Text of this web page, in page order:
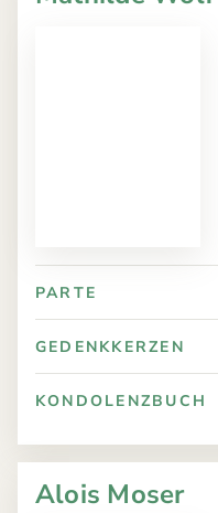
PARTE
GEDENKKERZEN
KONDOLENZBUCH
Alois Moser